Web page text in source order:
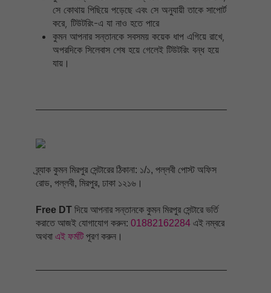
সে কোথায় পিছিয়ে পড়েছে এবং সে অনুযায়ী তাকে সাপোর্ট
করে, টিউটরিং-এ যা নাও হতে পারে
কুমন আপনার সন্তানকে সবসময় কয়েক ধাপ এগিয়ে রাখে,
অপরদিকে সিলেবাস শেষ হয়ে গেলেই টিউটরিং বন্ধ হয়ে
যায়।
ব্র্যাক কুমন মিরপুর সেন্টারের ঠিকানা: ১/১, পল্লবী পোস্ট অফিস
রোড, পল্লবী, মিরপুর, ঢাকা ১২১৬।
Free DTদিয়ে আপনার সন্তানকে কুমন মিরপুর সেন্টারে ভর্তি
করাতে আজই যোগাযোগ করুন: 01882162284এই নম্বরে
অথবা এই ফর্মটিপূরণ করুন।